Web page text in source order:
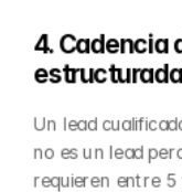
4. Cadencia
estructurada
Un lead
no es un lead
requieren entre 5